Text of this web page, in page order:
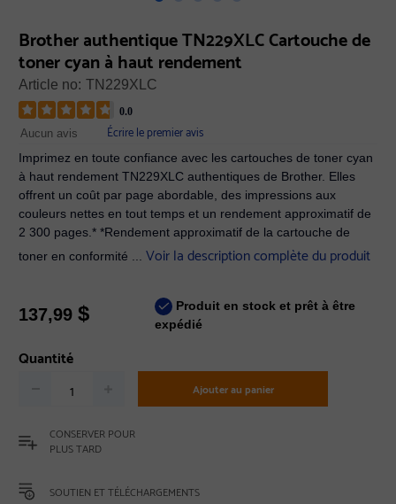
Brother authentique TN229XLC Cartouche de
toner cyan à haut rendement
Article no: TN229XLC
0.0
Aucun avis Écrire le premier avis
Imprimez en toute confiance avec les cartouches de toner cyan
à haut rendement TN229XLC authentiques de Brother. Elles
offrent un coût par page abordable, des impressions aux
couleurs nettes en tout temps et un rendement approximatif de
2 300 pages.* *Rendement approximatif de la cartouche de
toner en conformité ...Voir la description complète du produit
137,99$
Produit en stock et prêt à être
expédié
Quantité
Ajouter au panier
CONSERVER POUR
PLUS TARD
SOUTIEN ET TÉLÉCHARGEMENTS